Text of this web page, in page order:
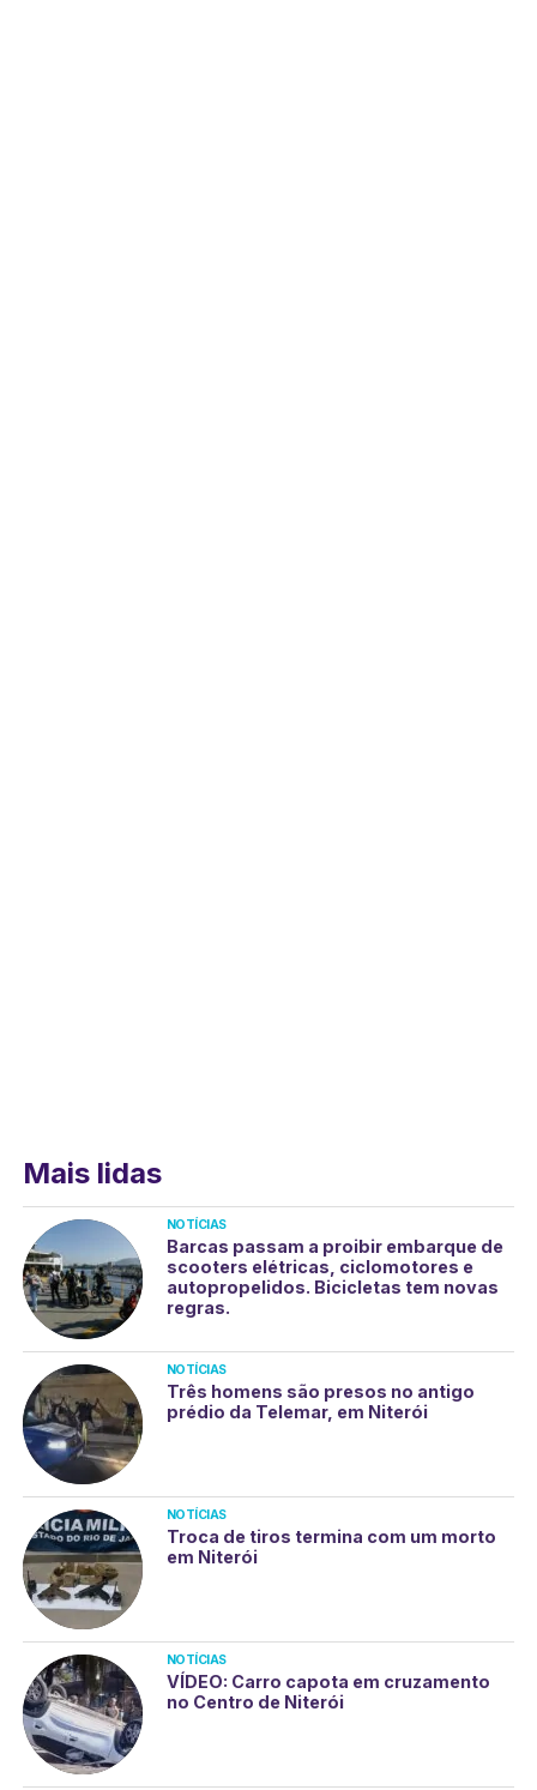
Mais lidas
NOTÍCIAS
Barcas passam a proibir embarque de
scooters elétricas, ciclomotores e
autopropelidos. Bicicletas tem novas
regras.
NOTÍCIAS
Três homens são presos no antigo
prédio da Telemar, em Niterói
NOTÍCIAS
Troca de tiros termina com um morto
em Niterói
NOTÍCIAS
VÍDEO: Carro capota em cruzamento
no Centro de Niterói